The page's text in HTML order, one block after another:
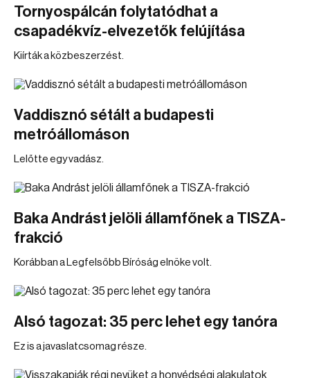
Tornyospálcán folytatódhat a
csapadékvíz-elvezetők felújítása
Kiírták a közbeszerzést.
Vaddisznó sétált a budapesti
metróállomáson
Lelőtte egy vadász.
Baka Andrást jelöli államfőnek a TISZA-
frakció
Korábban a Legfelsőbb Bíróság elnöke volt.
Alsó tagozat: 35 perc lehet egy tanóra
Ez is a javaslatcsomag része.